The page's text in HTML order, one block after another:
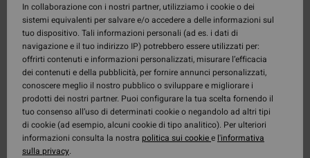
In collaborazione con i nostri partner, utilizziamo i cookie o dei
sistemi equivalenti per salvare e/o accedere a delle informazioni sul
tuo dispositivo. Tali informazioni personali (ad es. i dati di
navigazione e il tuo indirizzo IP) potrebbero essere utilizzati per:
offrirti contenuti e informazioni personalizzati, misurare l’efficacia
dei contenuti e della pubblicità, per fornire annunci personalizzati,
conoscere meglio il nostro pubblico o sviluppare e migliorare i
prodotti dei nostri partner. Puoi configurare la tua scelta fornendo il
tuo consenso all’uso di determinati cookie o negandolo ad altri tipi
di cookie (ad esempio, alcuni cookie di tipo analitico). Per ulteriori
informazioni consulta la nostra politica sui cookiee l'informativa
sulla privacy.